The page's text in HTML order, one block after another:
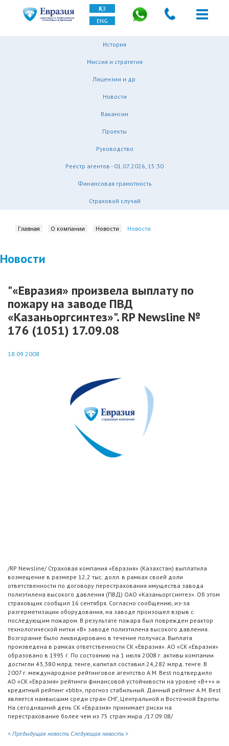
ҚАЗ
ENG
История
Миссия и стратегия
Лицензии и др.
Новости
Вакансии
Проекты
Руководство
Реестр агентов - 01.07.2026, 15:30
Финансовая грамотность
Страховой случай
Главная О компании Новости Новости
Новости
"«Евразия» произвела выплату по
пожару на заводе ПВД
«Казаньоргсинтез»". RP Newsline №
176 (1051) 17.09.08
18.09.2008
/RP Newsline/ Страховая компания «Евразия» (Казахстан) выплатила
возмещение в размере 12,2 тыс. долл. в рамках своей доли
ответственности по договору перестрахования имущества завода
полиэтилена высокого давления (ПВД) ОАО «Казаньоргсинтез». Об этом
страховщик сообщил 16 сентября. Согласно сообщению, из-за
разгерметизации оборудования, на заводе произошел взрыв с
последующим пожаром. В результате пожара был поврежден реактор
технологической нитки «В» заводе полиэтилена высокого давления.
Возгорание было ликвидировано в течение получаса. Выплата
произведена в рамках ответственности СК «Евразия». АО «СК «Евразия»
образовано в 1995 г. По состоянию на 1 июля 2008 г. активы компании
достигли 43,380 млрд. тенге, капитал составил 24,282 млрд. тенге. В
2007 г. международное рейтинговое агентство A.M. Best подтвердило
АО «СК «Евразия» рейтинги финансовой устойчивости на уровне «B++» и
кредитный рейтинг «bbb», прогноз стабильный. Данный рейтинг A.M. Best
является наивысшим среди стран СНГ, Центральной и Восточной Европы.
На сегодняшний день СК «Евразия» принимает риски на
перестрахование более чем из 75 стран мира. /17.09.08/
< Предыдущая новость Следующая новость >